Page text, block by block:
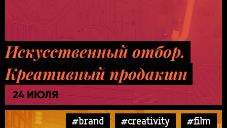
Искусственный отбор.
Креативный продакшн
24 ИЮЛЯ
#brand #creativity
#film